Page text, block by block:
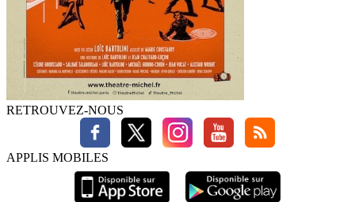
RETROUVEZ-NOUS
APPLIS MOBILES